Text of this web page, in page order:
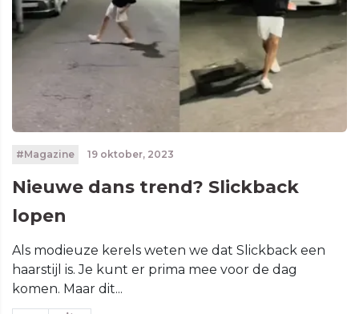
#Magazine 19 oktober, 2023
Nieuwe dans trend? Slickback
lopen
Als modieuze kerels weten we dat Slickback een
haarstijl is. Je kunt er prima mee voor de dag
komen. Maar dit...